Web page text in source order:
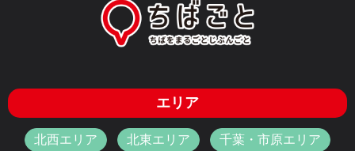
エリア
北西エリア 北東エリア 千葉・市原エリア